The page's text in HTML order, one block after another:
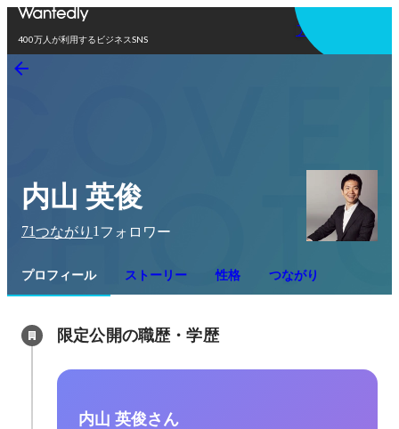
400万人が利用するビジネスSNS
アプリを使う
内山 英俊
71つながり 1 フォロワー
プロフィール ストーリー 性格 つながり
限定公開の職歴・学歴
内山 英俊さん